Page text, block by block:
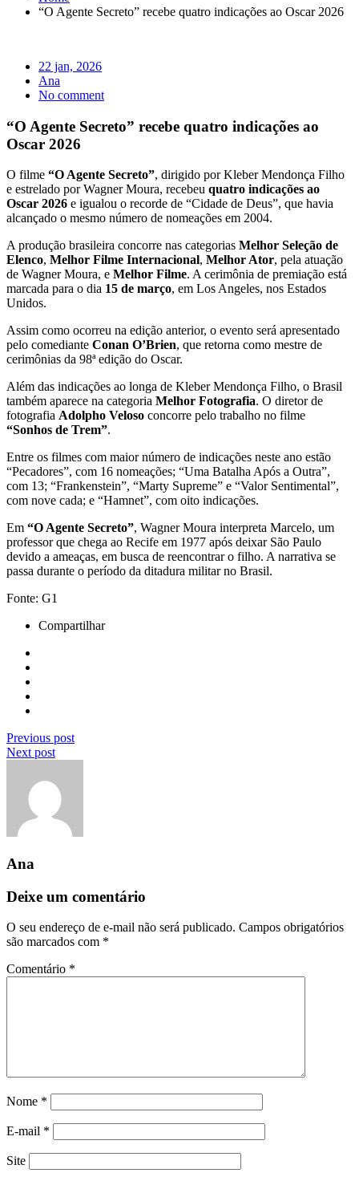
“O Agente Secreto” recebe quatro indicações ao Oscar 2026
22 jan, 2026
Ana
No comment
“O Agente Secreto” recebe quatro indicações ao
Oscar 2026
O filme “O Agente Secreto”, dirigido por Kleber Mendonça Filho
e estrelado por Wagner Moura, recebeu quatro indicações ao
Oscar 2026 e igualou o recorde de “Cidade de Deus”, que havia
alcançado o mesmo número de nomeações em 2004.
A produção brasileira concorre nas categorias Melhor Seleção de
Elenco, Melhor Filme Internacional, Melhor Ator, pela atuação
de Wagner Moura, e Melhor Filme. A cerimônia de premiação está
marcada para o dia 15 de março, em Los Angeles, nos Estados
Unidos.
Assim como ocorreu na edição anterior, o evento será apresentado
pelo comediante Conan O’Brien, que retorna como mestre de
cerimônias da 98ª edição do Oscar.
Além das indicações ao longa de Kleber Mendonça Filho, o Brasil
também aparece na categoria Melhor Fotografia. O diretor de
fotografia Adolpho Veloso concorre pelo trabalho no filme
“Sonhos de Trem”.
Entre os filmes com maior número de indicações neste ano estão
“Pecadores”, com 16 nomeações; “Uma Batalha Após a Outra”,
com 13; “Frankenstein”, “Marty Supreme” e “Valor Sentimental”,
com nove cada; e “Hamnet”, com oito indicações.
Em “O Agente Secreto”, Wagner Moura interpreta Marcelo, um
professor que chega ao Recife em 1977 após deixar São Paulo
devido a ameaças, em busca de reencontrar o filho. A narrativa se
passa durante o período da ditadura militar no Brasil.
Fonte: G1
Compartilhar
Previous post
Next post
Ana
Deixe um comentário
O seu endereço de e-mail não será publicado. Campos obrigatórios
são marcados com *
Comentário *
Nome *
E-mail *
Site